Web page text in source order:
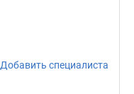
Добавить специалиста